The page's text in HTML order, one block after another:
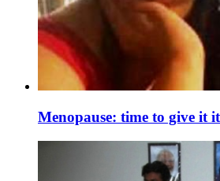
Menopause: time to give it